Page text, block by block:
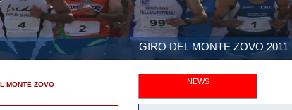
GIRO DEL MONTE ZOVO 2011
MONTE ZOVO NEWS